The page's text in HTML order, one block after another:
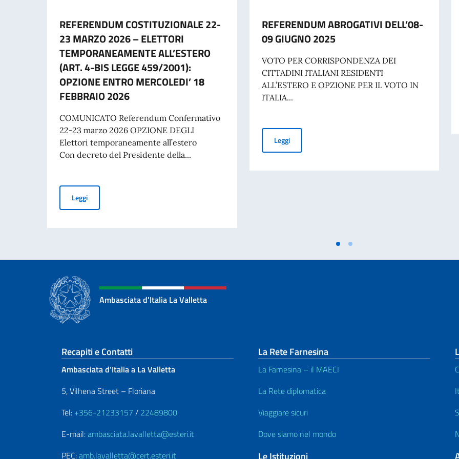
REFERENDUM COSTITUZIONALE 22-
23 MARZO 2026 – ELETTORI
TEMPORANEAMENTE ALL’ESTERO
(ART. 4-BIS LEGGE 459/2001):
OPZIONE ENTRO MERCOLEDI’ 18
FEBBRAIO 2026
COMUNICATO Referendum Confermativo
22-23 marzo 2026 OPZIONE DEGLI
Elettori temporaneamente all’estero
Con decreto del Presidente della...
LeggiREFERENDUM COSTITUZIONALE 22-23 MARZO 2026 – ELETTORI TEMPORANEAMENTE ALL’ESTERO (ART. 4-BIS
REFERENDUM ABROGATIVI DELL’08-
09 GIUGNO 2025
VOTO PER CORRISPONDENZA DEI
CITTADINI ITALIANI RESIDENTI
ALL’ESTERO E OPZIONE PER IL VOTO IN
ITALIA...
LeggiREFERENDUM ABROGATIVI DELL’08-09 GIUGNO 2025
Ambasciata d'Italia La Valletta
Sezione footer
Recapiti e Contatti
Ambasciata d’Italia a La Valletta
5, Vilhena Street – Floriana
Tel: +356-21233157 / 22489800
E-mail:ambasciata.lavalletta@esteri.it
PEC:amb.lavalletta@cert.esteri.it
La Rete Farnesina
La Farnesina – il MAECI
La Rete diplomatica
Viaggiare sicuri
Dove siamo nel mondo